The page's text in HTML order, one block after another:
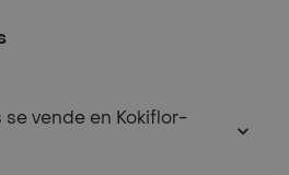
se vende en Kokiflor-